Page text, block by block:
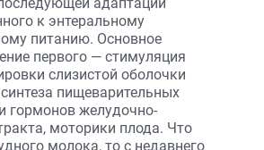
к энтеральному
питанию. Основное
первого — стимуляция
слизистой оболочки
пищеварительных
гормонов желудочно-
моторики плода. Что
молока, то с недавнего